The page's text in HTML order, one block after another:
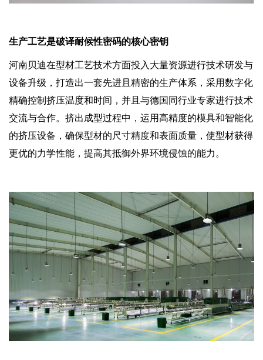
生产工艺是破译耐候性密码的核心密钥
河南贝迪在型材工艺技术方面投入大量资源进行技术研发与
设备升级，打造出一套先进且精密的生产体系，采用数字化
精确控制挤压温度和时间，并且与德国同行业专家进行技术
交流与合作。挤出成型过程中，运用高精度的模具和智能化
的挤压设备，确保型材的尺寸精度和表面质量，使型材获得
更优的力学性能，提高其抵御外界环境侵蚀的能力。